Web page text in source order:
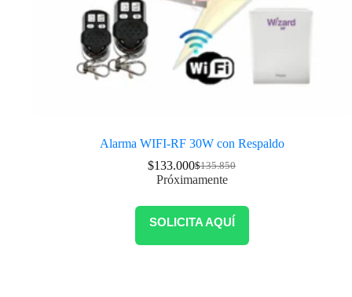
Alarma WIFI-RF 30W con Respaldo
$135.850
$133.000
Próximamente
SOLICITA AQUÍ